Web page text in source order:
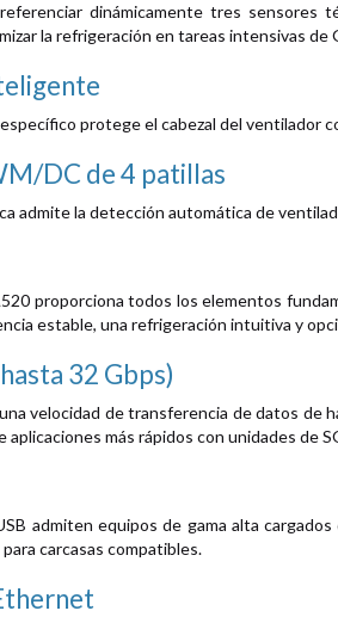
dinámicamente tres
la refrigeración en tareas intensivas de
protege el cabezal del ventilador
DC de 4 patillas
admite la detección automática de
proporciona todos los elementos
estable, una refrigeración intuitiva y
32 Gbps)
velocidad de transferencia de datos de
aplicaciones más rápidos con unidades de
admiten equipos de gama alta
carcasas compatibles.